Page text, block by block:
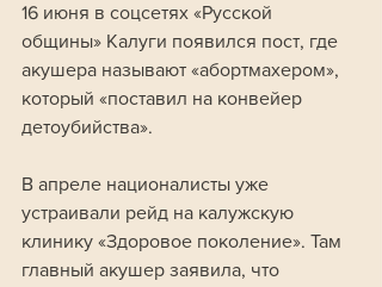
16 июня в соцсетях «Русской
общины» Калуги появился пост, где
акушера называют «абортмахером»,
который «поставил на конвейер
детоубийства».
В апреле националисты уже
устраивали рейд на калужскую
клинику «Здоровое поколение». Там
главный акушер заявила, что